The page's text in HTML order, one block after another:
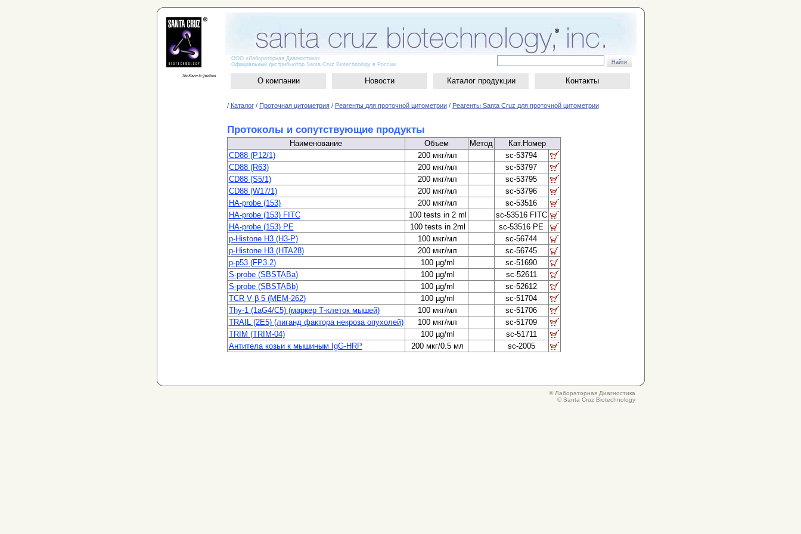
ООО «Лабораторная Диагностика»
Официальный дистрибьютор Santa Cruz Biotechnology в России
О компании Новости Каталог продукции Контакты
/ Каталог/ Проточная цитометрия/ Реагенты для проточной цитометрии/ Реагенты Santa Cruz для проточной цитометрии
Протоколы и сопутствующие продукты
Наименование Объем Метод
Кат.Номер
CD88 (P12/1)
200 мкг/мл
sc-53794
CD88 (R63)
200 мкг/мл
sc-53797
CD88 (S5/1)
200 мкг/мл
sc-53795
CD88 (W17/1)
200 мкг/мл
sc-53796
HA-probe (153)
200 мкг/мл
sc-53516
HA-probe (153) FITC
100 tests in 2 ml
sc-53516 FITC
HA-probe (153) PE
100 tests in 2ml
sc-53516 PE
p-Histone H3 (H3-P)
100 мкг/мл
sc-56744
p-Histone H3 (HTA28)
200 мкг/мл
sc-56745
p-p53 (FP3.2)
100 µg/ml
sc-51690
S-probe (SBSTABa)
100 µg/ml
sc-52611
S-probe (SBSTABb)
100 µg/ml
sc-52612
TCR V β 5 (MEM-262)
100 µg/ml
sc-51704
Thy-1 (1aG4/C5) (маркер Т-клеток мышей)
100 мкг/мл
sc-51706
TRAIL (2E5) (лиганд фактора некроза опухолей)
100 мкг/мл
sc-51709
TRIM (TRIM-04)
100 µg/ml
sc-51711
Антитела козьи к мышиным IgG-HRP
200 мкг/0.5 мл sc-2005
© Лабораторная Диагностика
© Santa Cruz Biotechnology